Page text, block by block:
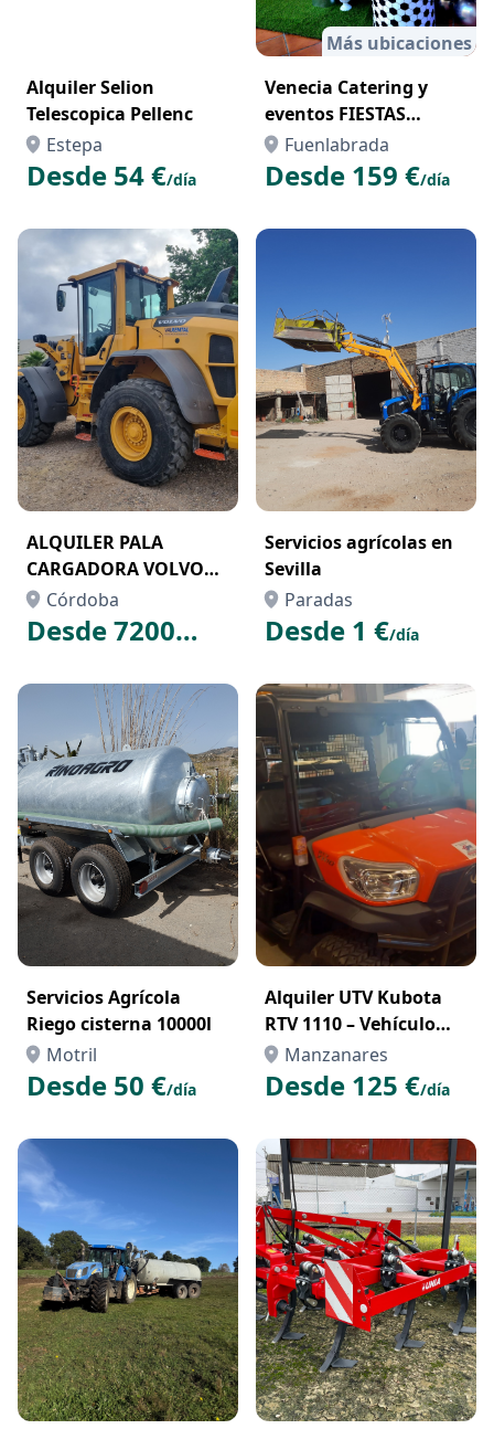
Alquiler Selion
Telescopica Pellenc
Estepa
Desde 54 €/día
Más ubicaciones
Venecia Catering y
eventos FIESTAS
TEMÁTICAS
Fuenlabrada
Desde 159 €/día
ALQUILER PALA
CARGADORA VOLVO
L110G
Córdoba
Desde 7200
Servicios agrícolas en
Sevilla
Paradas
Desde 1 €/día
Servicios Agrícola
Riego cisterna 10000l
Motril
Desde 50 €/día
Alquiler UTV Kubota
RTV 1110 – Vehículo
Todoterreno
Profesional para
Trabajos en el Campo o
Manzanares
Desde 125 €/día